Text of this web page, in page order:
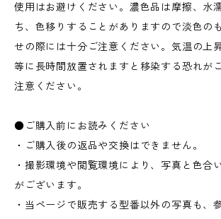
使用はお避けください。濃色品は摩擦、水
ち、色移りすることがありますので淡色の
せの際には十分ご注意ください。気温の上
等に長時間放置されますと移染する恐れが
注意ください。
●ご購入前にお読みください
・ご購入後の返品や交換はできません。
・撮影環境や閲覧環境により、写真と色合
がございます。
・当ページで販売する型番以外の写真も、